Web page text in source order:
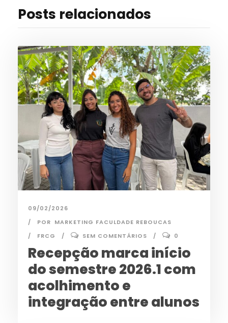
Posts relacionados
09/02/2026
POR MARKETING FACULDADE REBOUCAS
FRCG
SEM COMENTÁRIOS 0
Recepção marca início
do semestre 2026.1 com
acolhimento e
integração entre alunos